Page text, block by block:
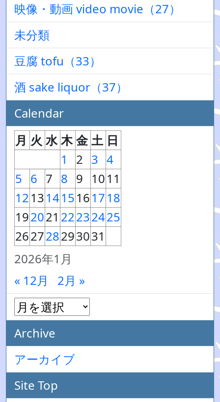
映像・動画 video movie（27）
未分類
豆腐 tofu（33）
酒 sake liquor（37）
Calendar
2026年1月
月 火 水 木 金 土 日
1
2 3 4
5 6 7 8 9 1011
12131415161718
192021 22232425
262728293031
« 12月 2月 »
Archive
アーカイブ
Site Top